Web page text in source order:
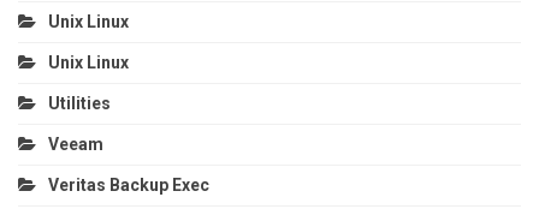
Unix Linux
Unix Linux
Utilities
Veeam
Veritas Backup Exec